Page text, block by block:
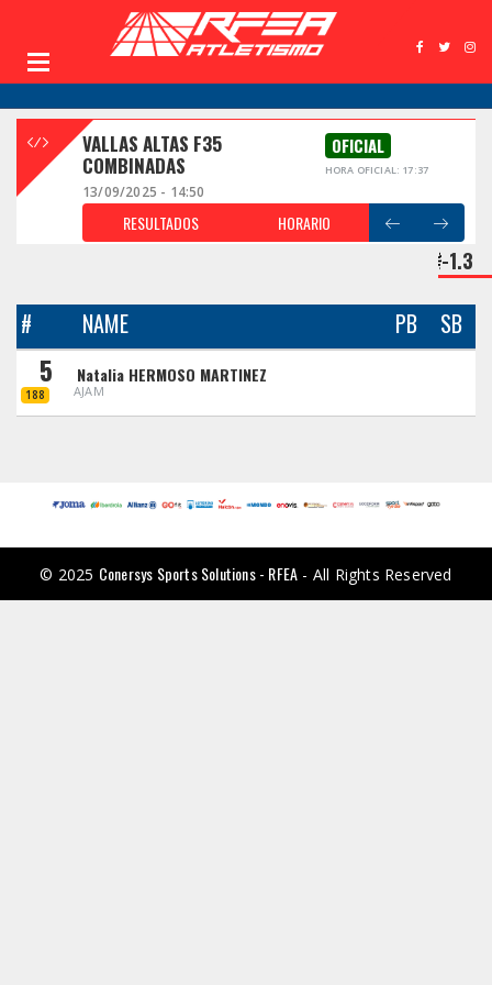
VALLAS ALTAS F35
COMBINADAS
OFICIAL
HORA OFICIAL: 17:37
13/09/2025 - 14:50
RESULTADOS HORARIO
-1.3
# NAME PB SB
5
188
Natalia HERMOSO MARTINEZ
AJAM
© 2025 Conersys Sports Solutions - RFEA - All Rights Reserved